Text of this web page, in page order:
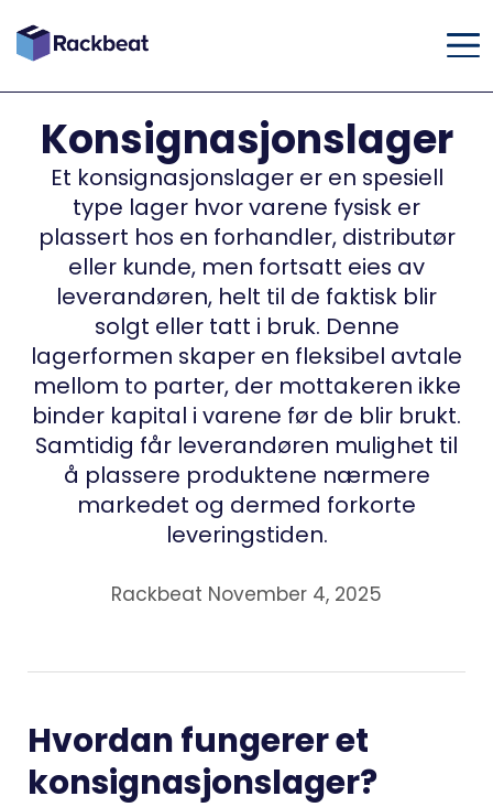
Konsignasjonslager
Et konsignasjonslager er en spesiell
type lager hvor varene fysisk er
plassert hos en forhandler, distributør
eller kunde, men fortsatt eies av
leverandøren, helt til de faktisk blir
solgt eller tatt i bruk. Denne
lagerformen skaper en fleksibel avtale
mellom to parter, der mottakeren ikke
binder kapital i varene før de blir brukt.
Samtidig får leverandøren mulighet til
å plassere produktene nærmere
markedet og dermed forkorte
leveringstiden.
Rackbeat November 4, 2025
Hvordan fungerer et
konsignasjonslager?